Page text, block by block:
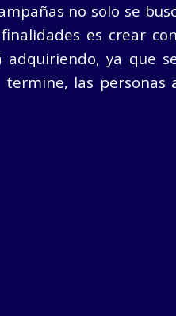
no solo se
es crear
adquiriendo, ya que
termine, las personas